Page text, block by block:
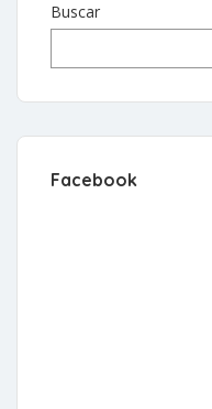
Buscar
Facebook